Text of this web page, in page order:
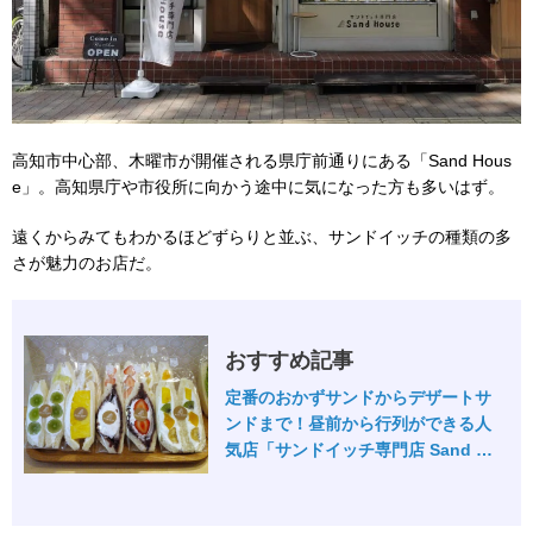
高知市中心部、木曜市が開催される県庁前通りにある「Sand Hous
e」。高知県庁や市役所に向かう途中に気になった方も多いはず。
遠くからみてもわかるほどずらりと並ぶ、サンドイッチの種類の多
さが魅力のお店だ。
おすすめ記事
定番のおかずサンドからデザートサ
ンドまで！昼前から行列ができる人
気店「サンドイッチ専門店 Sand Ho